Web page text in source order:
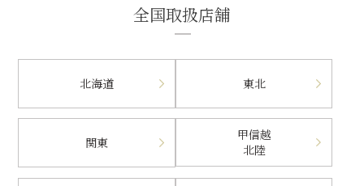
全国取扱店舗
北海道 東北
関東
甲信越
北陸